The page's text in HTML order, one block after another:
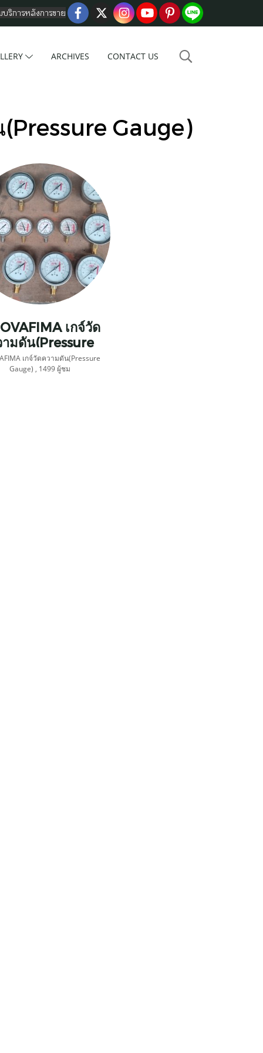
ริการหลังการขาย
ARCHIVES CONTACT US
Gauge)
เกจ์วัด
มดัน(Pressure
Gauge)
เกจ์วัดความดัน(Pressure
Gauge) , 1499 ผู้ชม